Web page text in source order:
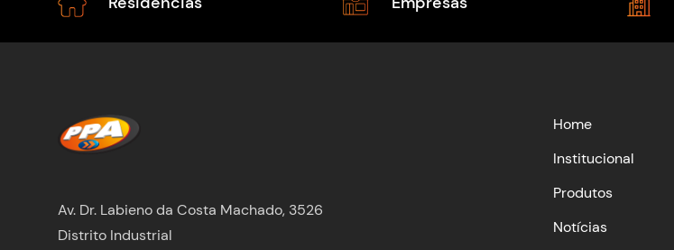
Av. Dr. Labieno da Costa Machado, 3526
Distrito Industrial
Home
Institucional
Produtos
Notícias